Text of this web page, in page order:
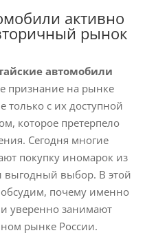
активно
рынок
автомобили
признание на рынке
только с их доступной
которое претерпело
Сегодня многие
покупку иномарок из
выгодный выбор. В этой
почему именно
уверенно занимают
рынке России.